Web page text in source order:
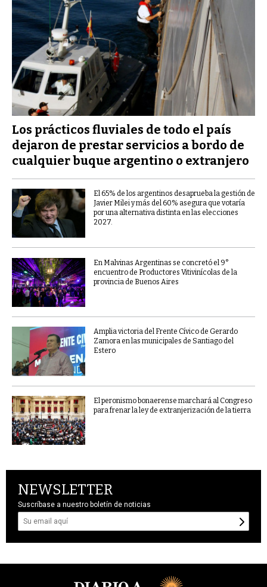
Los prácticos fluviales de todo el país
dejaron de prestar servicios a bordo de
cualquier buque argentino o extranjero
El 65% de los argentinos desaprueba la gestión de
Javier Milei y más del 60% asegura que votaría
por una alternativa distinta en las elecciones
2027.
En Malvinas Argentinas se concretó el 9°
encuentro de Productores Vitivinícolas de la
provincia de Buenos Aires
Amplia victoria del Frente Cívico de Gerardo
Zamora en las municipales de Santiago del
Estero
El peronismo bonaerense marchará al Congreso
para frenar la ley de extranjerización de la tierra
NEWSLETTER
Suscríbase a nuestro boletín de noticias